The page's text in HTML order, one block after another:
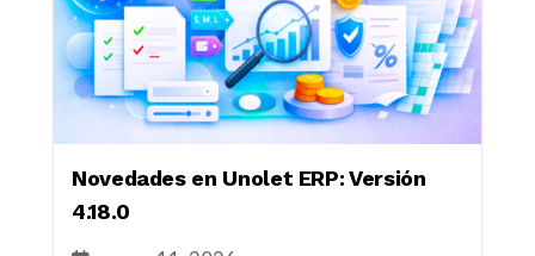
Novedades en Unolet ERP: Versión
4.18.0